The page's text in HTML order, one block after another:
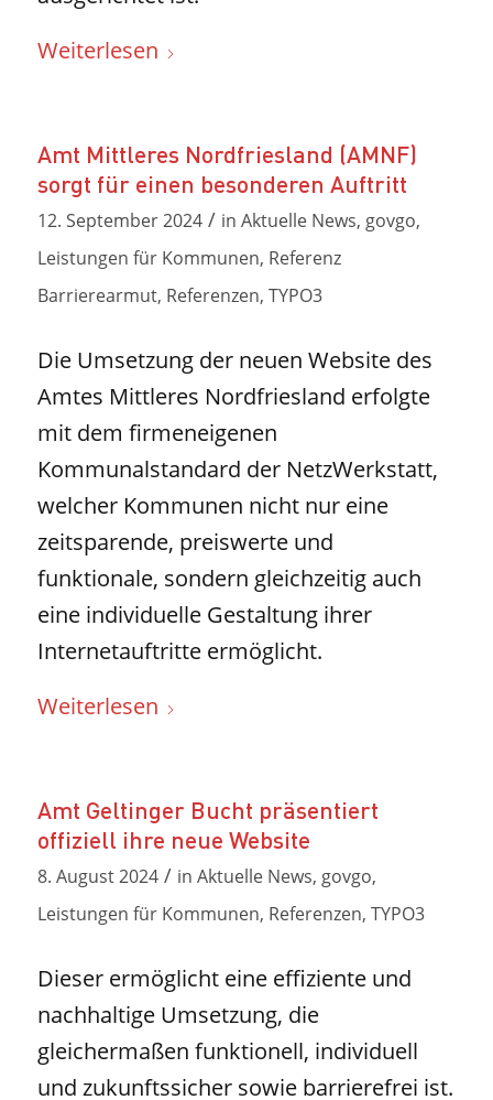
Weiterlesen
Amt Mittleres Nordfriesland (AMNF)
sorgt für einen besonderen Auftritt
12. September 2024 / in Aktuelle News, govgo,
Leistungen für Kommunen, Referenz
Barrierearmut, Referenzen, TYPO3
Die Umsetzung der neuen Website des
Amtes Mittleres Nordfriesland erfolgte
mit dem firmeneigenen
Kommunalstandard der NetzWerkstatt,
welcher Kommunen nicht nur eine
zeitsparende, preiswerte und
funktionale, sondern gleichzeitig auch
eine individuelle Gestaltung ihrer
Internetauftritte ermöglicht.
Weiterlesen
Amt Geltinger Bucht präsentiert
offiziell ihre neue Website
8. August 2024 / in Aktuelle News, govgo,
Leistungen für Kommunen, Referenzen, TYPO3
Dieser ermöglicht eine effiziente und
nachhaltige Umsetzung, die
gleichermaßen funktionell, individuell
und zukunftssicher sowie barrierefrei ist.